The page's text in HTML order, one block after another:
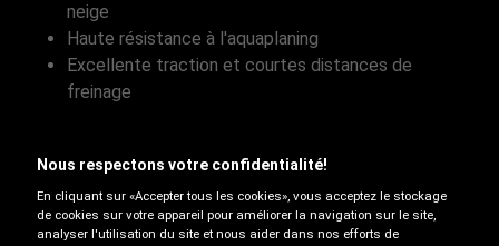
neige
Haute résistance à l'aquaplaning
Excellente traction et courtes distances de
freinage
Adhérence sur la neige
Nous respectons votre confidentialité!
En cliquant sur «Accepter tous les cookies», vous acceptez le stockage
de cookies sur votre appareil pour améliorer la navigation sur le site,
analyser l'utilisation du site et nous aider dans nos efforts de